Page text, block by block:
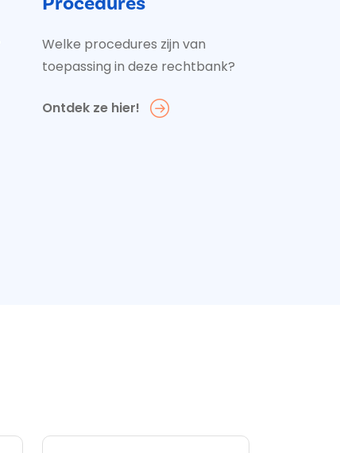
Welke procedures zijn van
toepassing in deze rechtbank?
Ontdek ze hier!